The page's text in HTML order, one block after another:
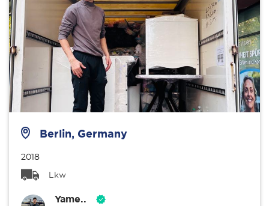
Berlin, Germany
2018
Lkw
Yame..